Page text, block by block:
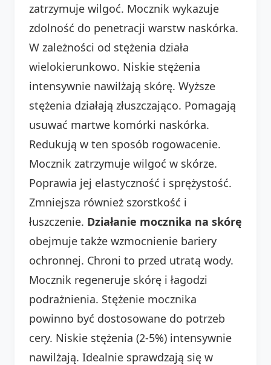
zatrzymuje wilgoć. Mocznik wykazuje
zdolność do penetracji warstw naskórka.
W zależności od stężenia działa
wielokierunkowo. Niskie stężenia
intensywnie nawilżają skórę. Wyższe
stężenia działają złuszczająco. Pomagają
usuwać martwe komórki naskórka.
Redukują w ten sposób rogowacenie.
Mocznik zatrzymuje wilgoć w skórze.
Poprawia jej elastyczność i sprężystość.
Zmniejsza również szorstkość i
łuszczenie. Działanie mocznika na skórę
obejmuje także wzmocnienie bariery
ochronnej. Chroni to przed utratą wody.
Mocznik regeneruje skórę i łagodzi
podrażnienia. Stężenie mocznika
powinno być dostosowane do potrzeb
cery. Niskie stężenia (2-5%) intensywnie
nawilżają. Idealnie sprawdzają się w